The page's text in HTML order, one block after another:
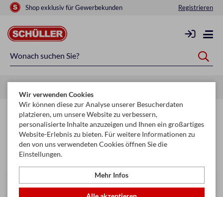
Shop exklusiv für Gewerbekunden Registrieren
Süsswaren
Filtern & Sortieren
Wir verwenden Cookies
Wir können diese zur Analyse unserer Besucherdaten
platzieren, um unsere Website zu verbessern,
personalisierte Inhalte anzuzeigen und Ihnen ein großartiges
Website-Erlebnis zu bieten. Für weitere Informationen zu
den von uns verwendeten Cookies öffnen Sie die
Einstellungen.
Mehr Infos